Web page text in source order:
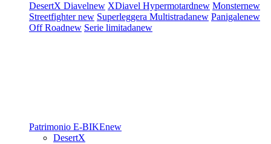
DesertX Diavelnew XDiavel Hypermotardnew Monsternew
Streetfighternew Superleggera Multistradanew Panigalenew
Off Roadnew Serie limitadanew
Patrimonio E-BIKEnew
DesertX